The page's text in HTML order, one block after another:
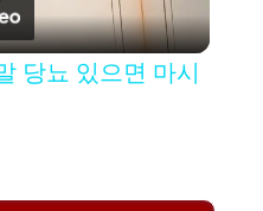
당뇨 있으면 마시